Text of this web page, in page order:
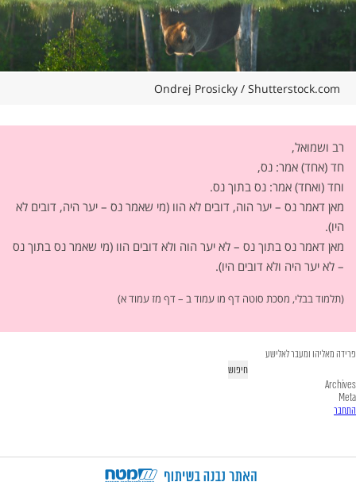
Ondrej Prosicky / Shutterstock.com
רב ושמואל,
חד (אחד) אמר: נס,
וחד (ואחד) אמר: נס בתוך נס.
מאן דאמר נס – יער הוה, דובים לא הוו (מי שאמר נס – יער היה, דובים לא
היו).
מאן דאמר נס בתוך נס – לא יער הוה ולא דובים הוו (מי שאמר נס בתוך נס
– לא יער היה ולא דובים היו).
(תלמוד בבלי, מסכת סוטה דף מו עמוד ב – דף מז עמוד א)
פרידה מאליהו ומעבר לאלישע
Archives
Meta
התחבר